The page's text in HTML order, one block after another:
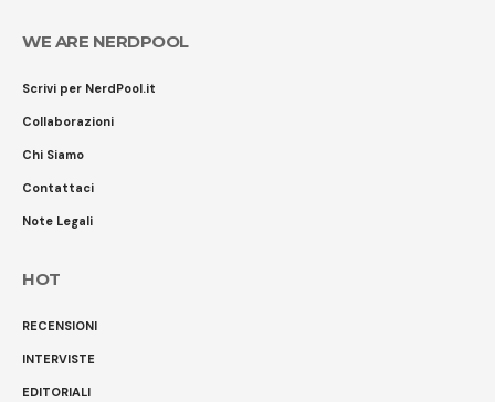
WE ARE NERDPOOL
Scrivi per NerdPool.it
Collaborazioni
Chi Siamo
Contattaci
Note Legali
HOT
RECENSIONI
INTERVISTE
EDITORIALI